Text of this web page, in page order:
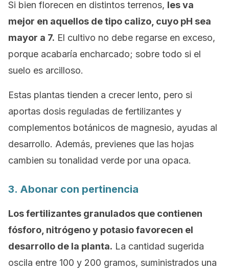
Si bien florecen en distintos terrenos, les va
mejor en aquellos de tipo calizo, cuyo pH sea
mayor a 7. El cultivo no debe regarse en exceso,
porque acabaría encharcado; sobre todo si el
suelo es arcilloso.
Estas plantas tienden a crecer lento, pero si
aportas dosis reguladas de fertilizantes y
complementos botánicos de magnesio, ayudas al
desarrollo. Además, previenes que las hojas
cambien su tonalidad verde por una opaca.
3. Abonar con pertinencia
Los fertilizantes granulados que contienen
fósforo, nitrógeno y potasio favorecen el
desarrollo de la planta. La cantidad sugerida
oscila entre 100 y 200 gramos, suministrados una